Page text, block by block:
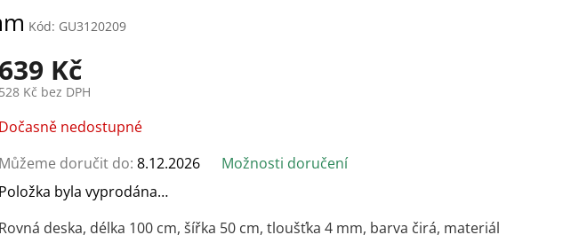
Kód: GU3120209
639 Kč
528 Kč bez DPH
Měrná
cena:
Dočasně nedostupné
Můžeme doručit do: 8.12.2026
Možnosti doručení
Položka byla vyprodána…
Rovná deska, délka 100 cm, šířka 50 cm, tloušťka 4 mm, barva čirá, materiál